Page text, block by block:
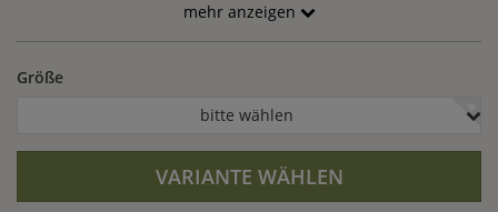
Outdoor Bereich geeignet. Ob im Innen- oder Außenbereich,
das besonders schöne Pflanzgefäß ist ein Highlight in Ihrem
mehr anzeigen
Größe
bitte wählen
VARIANTE WÄHLEN